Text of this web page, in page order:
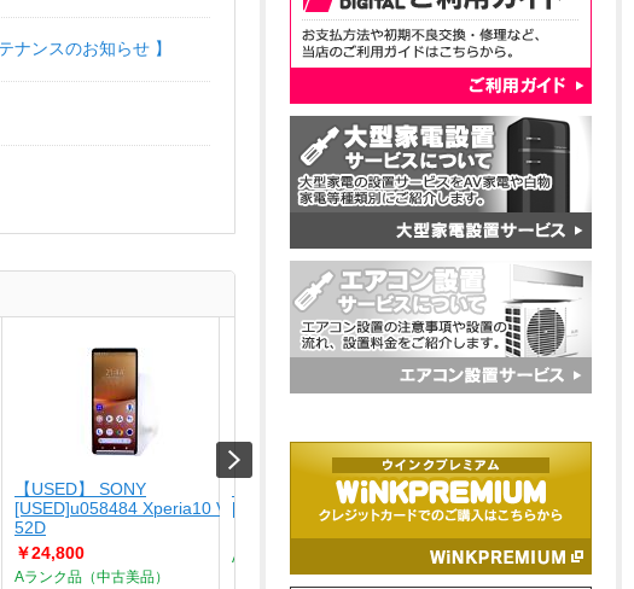
ナンスのお知らせ 】
【USED】 SONY
[USED]u058484 Xperia10 V SO-
52D
￥24,800
Aランク品（中古美品）
【USED】 FUJITSU
[USED]u059434 FMVA480JLA
￥62,800
Aランク品（中古美品）
【未使用品】 ナカバヤ
USA-CHD6BK
￥4,280
Type-C ? HDMIディスプレ
ア...